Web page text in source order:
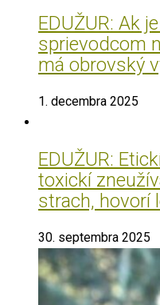
EDUŽUR: Ak
sprievodcom
má obrovský
1. decembra 2025
EDUŽUR:
toxickí
strach, hovorí
30. septembra 2025